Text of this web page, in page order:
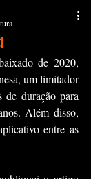
um limitador
duração para
Além disso,
entre as